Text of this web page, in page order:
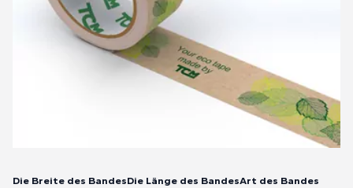
Die Breite des BandesDie Länge des BandesArt des Bandes